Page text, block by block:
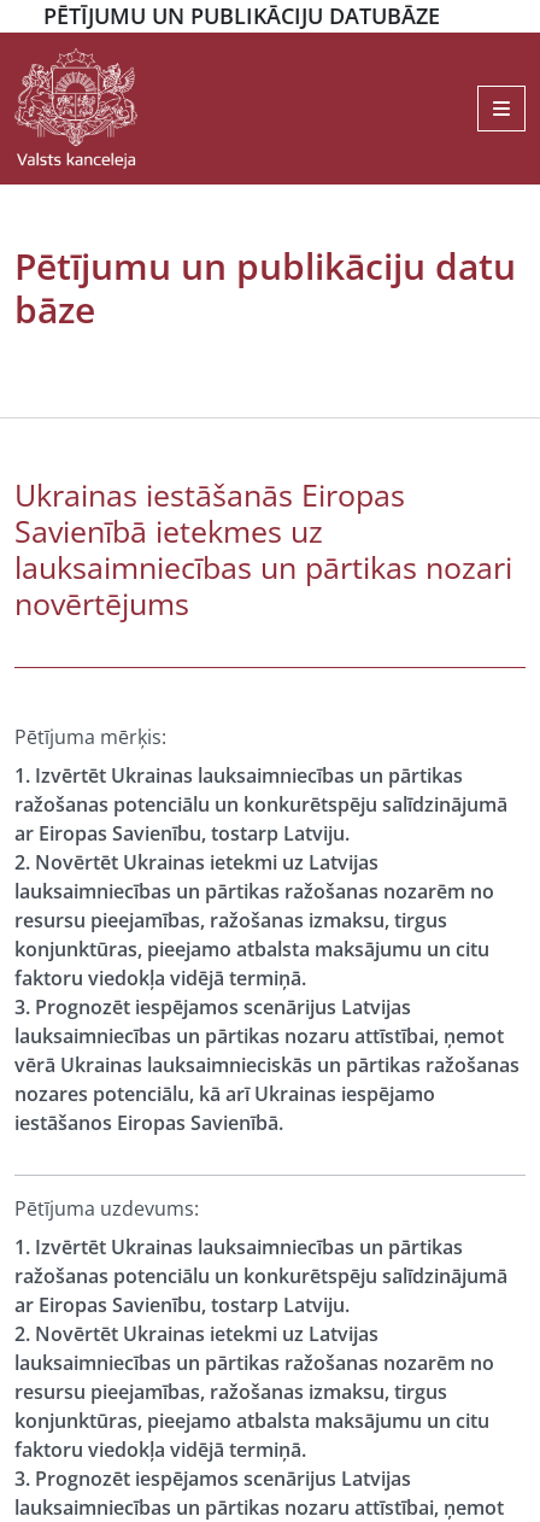
PĒTĪJUMU UN PUBLIKĀCIJU DATUBĀZE
Pētījumu un publikāciju datu
bāze
Ukrainas iestāšanās Eiropas
Savienībā ietekmes uz
lauksaimniecības un pārtikas nozari
novērtējums
Pētījuma mērķis:
1. Izvērtēt Ukrainas lauksaimniecības un pārtikas
ražošanas potenciālu un konkurētspēju salīdzinājumā
ar Eiropas Savienību, tostarp Latviju.
2. Novērtēt Ukrainas ietekmi uz Latvijas
lauksaimniecības un pārtikas ražošanas nozarēm no
resursu pieejamības, ražošanas izmaksu, tirgus
konjunktūras, pieejamo atbalsta maksājumu un citu
faktoru viedokļa vidējā termiņā.
3. Prognozēt iespējamos scenārijus Latvijas
lauksaimniecības un pārtikas nozaru attīstībai, ņemot
vērā Ukrainas lauksaimnieciskās un pārtikas ražošanas
nozares potenciālu, kā arī Ukrainas iespējamo
iestāšanos Eiropas Savienībā.
Pētījuma uzdevums:
1. Izvērtēt Ukrainas lauksaimniecības un pārtikas
ražošanas potenciālu un konkurētspēju salīdzinājumā
ar Eiropas Savienību, tostarp Latviju.
2. Novērtēt Ukrainas ietekmi uz Latvijas
lauksaimniecības un pārtikas ražošanas nozarēm no
resursu pieejamības, ražošanas izmaksu, tirgus
konjunktūras, pieejamo atbalsta maksājumu un citu
faktoru viedokļa vidējā termiņā.
3. Prognozēt iespējamos scenārijus Latvijas
lauksaimniecības un pārtikas nozaru attīstībai, ņemot